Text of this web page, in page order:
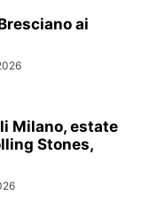
ai
Milano, estate
Stones,